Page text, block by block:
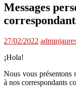
Messages
27/02/2022
¡Hola!
Nous vous présentons
à nos correspondants